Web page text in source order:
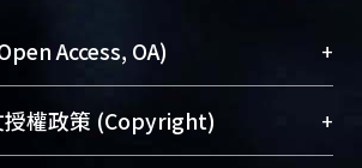
archive and promote researcher
works, Library integrates the
Repository” with “Academic
Access, OA) +
者角度提升資訊取用性的社會運
究上是透過將研究著作公開供使
授權政策 (Copyright) +